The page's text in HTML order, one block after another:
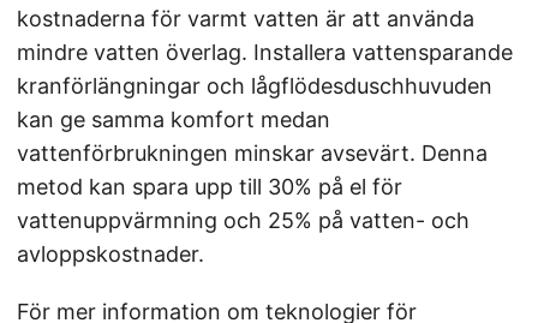
kostnaderna för varmt vatten är att använda
mindre vatten överlag. Installera vattensparande
kranförlängningar och lågflödesduschhuvuden
kan ge samma komfort medan
vattenförbrukningen minskar avsevärt. Denna
metod kan spara upp till 30% på el för
vattenuppvärmning och 25% på vatten- och
avloppskostnader.
För mer information om teknologier för